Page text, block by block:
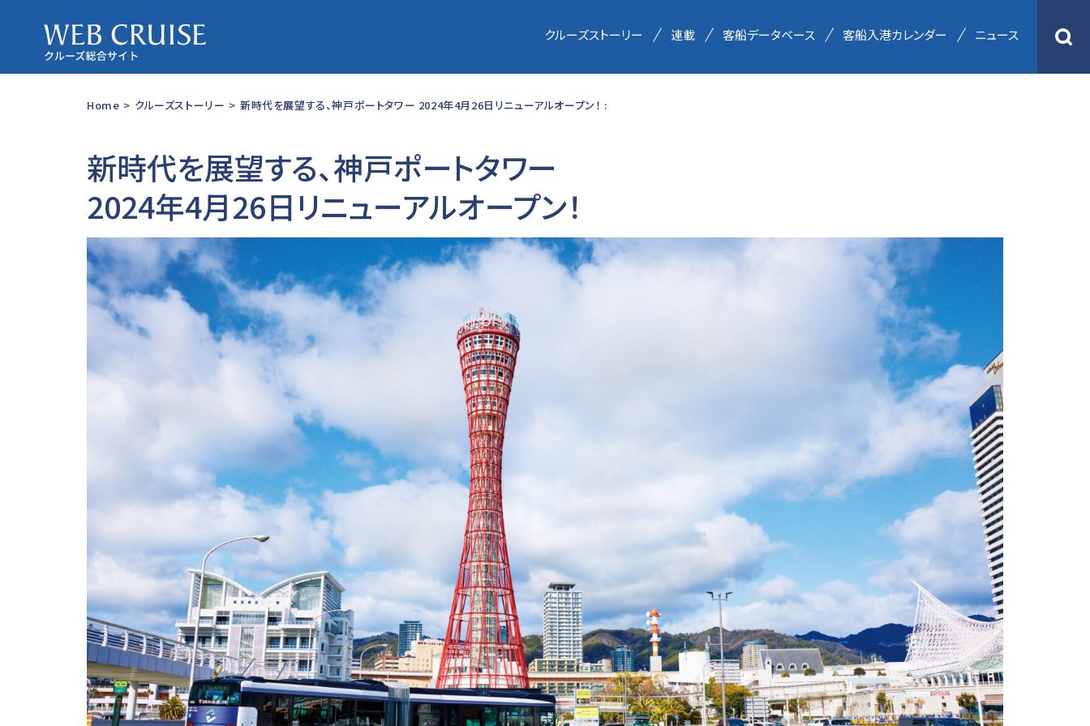
クルーズストーリー 連載 客船データベース 客船入港カレンダー ニュース
Home > クルーズストーリー > 新時代を展望する、神戸ポートタワー 2024年4月26日リニューアルオープン！ :
新時代を展望する、神戸ポートタワー
2024年4月26日リニューアルオープン！